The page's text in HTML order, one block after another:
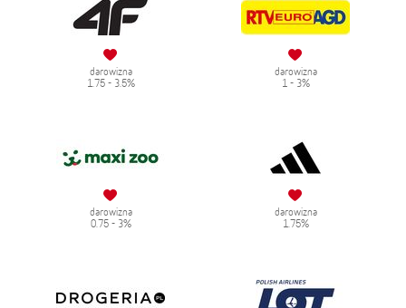
darowizna
1.75 - 3.5%
darowizna
1 - 3%
darowizna
0.75 - 3%
darowizna
1.75%